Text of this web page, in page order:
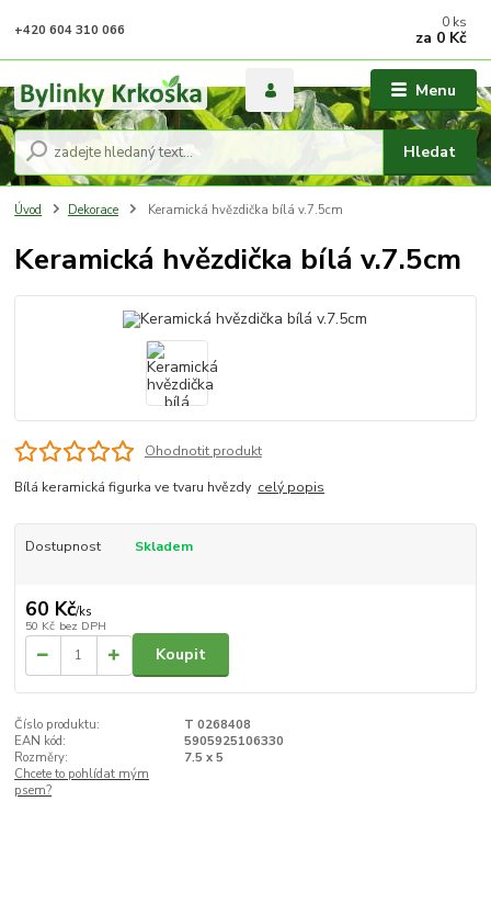
Menu
Hledat
+420 604 310 066 0 ks
za 0 Kč
Úvod Dekorace Keramická hvězdička bílá v.7.5cm
Keramická hvězdička bílá v.7.5cm
Ohodnotit produkt
Bílá keramická figurka ve tvaru hvězdy celý popis
Dostupnost Skladem
60 Kč/ks
50 Kč bez DPH
Koupit
Číslo produktu:
T 0268408
EAN kód:
5905925106330
Rozměry:
7.5 x 5
Chcete to pohlídat mým
psem?